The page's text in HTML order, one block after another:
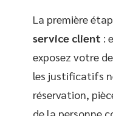
La première
service client :
exposez votre
les justificatifs
réservation,